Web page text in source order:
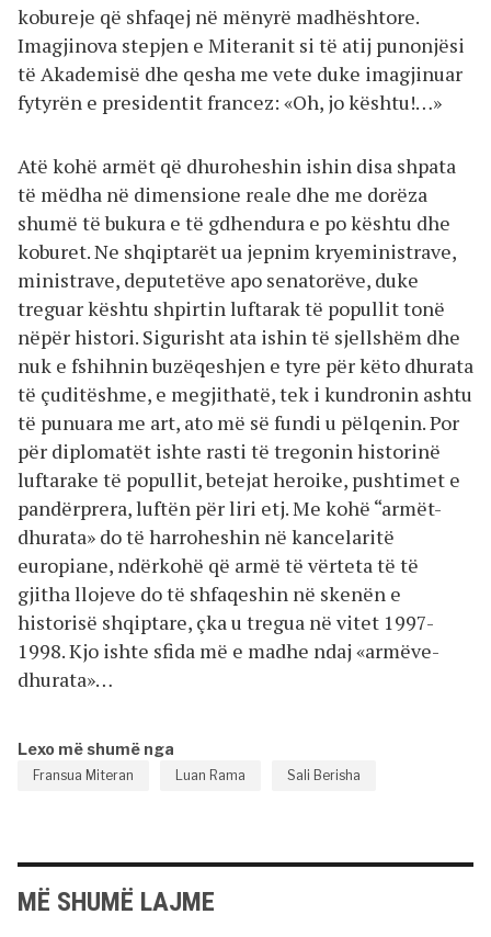
kobureje që shfaqej në mënyrë madhështore.
Imagjinova stepjen e Miteranit si të atij punonjësi
të Akademisë dhe qesha me vete duke imagjinuar
fytyrën e presidentit francez: «Oh, jo kështu!…»
Atë kohë armët që dhuroheshin ishin disa shpata
të mëdha në dimensione reale dhe me dorëza
shumë të bukura e të gdhendura e po kështu dhe
koburet. Ne shqiptarët ua jepnim kryeministrave,
ministrave, deputetëve apo senatorëve, duke
treguar kështu shpirtin luftarak të popullit tonë
nëpër histori. Sigurisht ata ishin të sjellshëm dhe
nuk e fshihnin buzëqeshjen e tyre për këto dhurata
të çuditëshme, e megjithatë, tek i kundronin ashtu
të punuara me art, ato më së fundi u pëlqenin. Por
për diplomatët ishte rasti të tregonin historinë
luftarake të popullit, betejat heroike, pushtimet e
pandërprera, luftën për liri etj. Me kohë “armët-
dhurata» do të harroheshin në kancelaritë
europiane, ndërkohë që armë të vërteta të të
gjitha llojeve do të shfaqeshin në skenën e
historisë shqiptare, çka u tregua në vitet 1997-
1998. Kjo ishte sfida më e madhe ndaj «armëve-
dhurata»…
Lexo më shumë nga
Fransua Miteran Luan Rama Sali Berisha
MË SHUMË LAJME